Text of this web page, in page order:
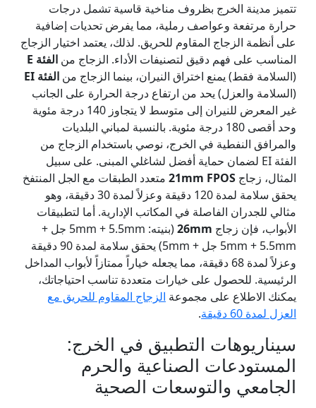
تتميز مدينة الخرج بظروف مناخية قاسية تشمل درجات
حرارة مرتفعة وعواصف رملية، مما يفرض تحديات إضافية
على أنظمة الزجاج المقاوم للحريق. لذلك، يعتمد اختيار الزجاج
المناسب على فهم دقيق لتصنيفات الأداء. الزجاج من الفئة E
(السلامة فقط) يمنع اختراق النيران، بينما الزجاج من الفئة EI
(السلامة والعزل) يحد من ارتفاع درجة الحرارة على الجانب
غير المعرض للنيران إلى متوسط لا يتجاوز 140 درجة مئوية
وحد أقصى 180 درجة مئوية. بالنسبة لمباني البلديات
والمرافق النفطية في الخرج، نوصي باستخدام الزجاج من
الفئة EI لضمان حماية أفضل لشاغلي المبنى. على سبيل
المثال، زجاج 21mm FPOS متعدد الطبقات مع الجل المنتفخ
يحقق سلامة لمدة 120 دقيقة وعزلاً لمدة 30 دقيقة، وهو
مثالي للجدران الفاصلة في المكاتب الإدارية. أما لتطبيقات
الأبواب، فإن زجاج 26mm
(بنيته: 5mm + 5.5mm جل +
5mm + 5.5mm جل + 5mm) يحقق سلامة لمدة 90 دقيقة
وعزلاً لمدة 68 دقيقة، مما يجعله خياراً ممتازاً لأبواب المداخل
الرئيسية. للحصول على خيارات متعددة تناسب احتياجاتك،
يمكنك الاطلاع على مجموعة الزجاج المقاوم للحريق مع
العزل لمدة 60 دقيقة
.
سيناريوهات التطبيق في الخرج:
المستودعات الصناعية والحرم
الجامعي والتوسعات الصحية